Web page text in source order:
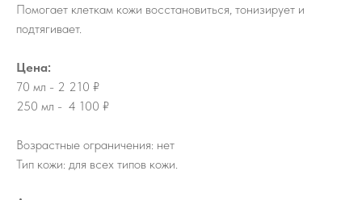
Помогает клеткам кожи восстановиться, тонизирует и
подтягивает.
Цена:
70 мл - 2 210 ₽
250 мл - 4 100 ₽
Возрастные ограничения: нет
Тип кожи: для всех типов кожи.